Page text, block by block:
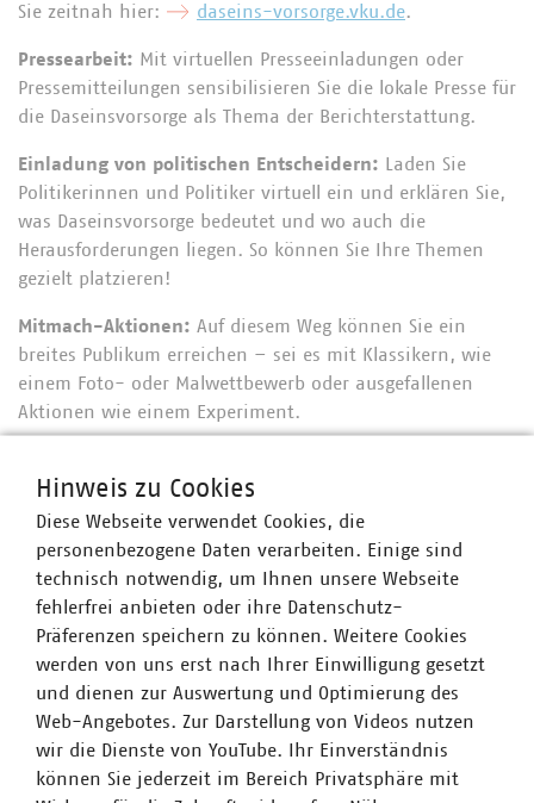
Sie zeitnah hier:
daseins-vorsorge.vku.de.
Pressearbeit: Mit virtuellen Presseeinladungen oder
Pressemitteilungen sensibilisieren Sie die lokale Presse für
die Daseinsvorsorge als Thema der Berichterstattung.
Einladung von politischen Entscheidern: Laden Sie
Politikerinnen und Politiker virtuell ein und erklären Sie,
was Daseinsvorsorge bedeutet und wo auch die
Herausforderungen liegen. So können Sie Ihre Themen
gezielt platzieren!
Mitmach-Aktionen: Auf diesem Weg können Sie ein
breites Publikum erreichen – sei es mit Klassikern, wie
einem Foto- oder Malwettbewerb oder ausgefallenen
Aktionen wie einem Experiment.
„Online-Tag der offenen Tür“ machen Daseinsvorsorge
erlebbar und vermitteln Bürgerinnen und Bürgern einen
tieferen Einblick in Ihre Leistungen.
Interne Kommunikation:
Einsatz – dafür verdienen sie unsere Anerkennung und
Lassen Sie sich von den Aktionen inspirieren und
organisieren Sie Ihren Tag der Daseinsvorsorge! Wir
freuen uns, wenn Sie gemeinsam mit uns am 23. Juni
Hinweis zu Cookies
Diese Webseite verwendet Cookies, die
personenbezogene Daten verarbeiten. Einige sind
technisch notwendig, um Ihnen unsere Webseite
fehlerfrei anbieten oder ihre Datenschutz-
Präferenzen speichern zu können. Weitere Cookies
werden von uns erst nach Ihrer Einwilligung gesetzt
und dienen zur Auswertung und Optimierung des
Web-Angebotes. Zur Darstellung von Videos nutzen
wir die Dienste von YouTube. Ihr Einverständnis
können Sie jederzeit im Bereich Privatsphäre mit